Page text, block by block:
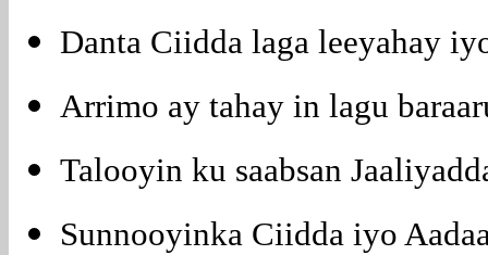
Danta Ciidda laga leeyahay
Arrimo ay tahay in lagu
Talooyin ku saabsan
Sunnooyinka Ciidda iyo